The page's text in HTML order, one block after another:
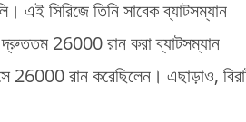
এই সিরিজে তিনি সাবেক ব্যাটসম্যান
দ্রুততম 26000 রান করা ব্যাটসম্যান
26000 রান করেছিলেন। এছাড়াও,